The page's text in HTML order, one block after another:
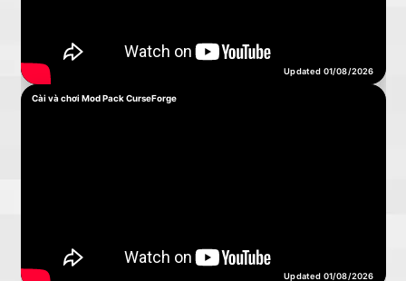
Updated 01/08/2026
Cài và chơi Mod Pack CurseForge
Updated 01/08/2026